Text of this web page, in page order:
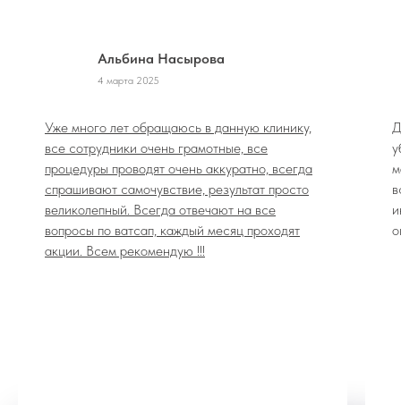
Альбина Насырова
4 марта 2025
Уже много лет обращаюсь в данную клинику,
все сотрудники очень грамотные, все
процедуры проводят очень аккуратно, всегда
спрашивают самочувствие, результат просто
великолепный. Всегда отвечают на все
вопросы по ватсап, каждый месяц проходят
акции. Всем рекомендую !!!